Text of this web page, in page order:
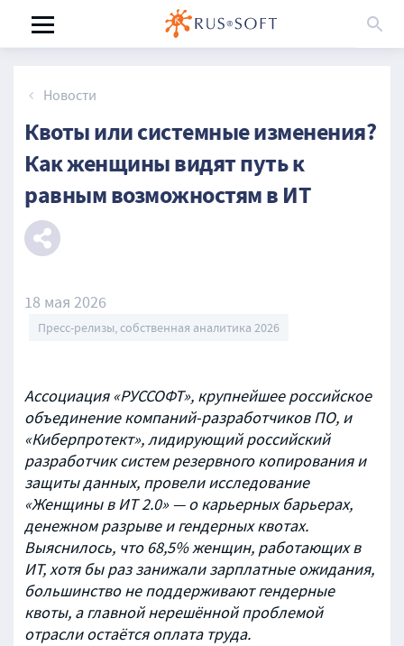
Новости
Квоты или системные изменения?
Как женщины видят путь к
равным возможностям в ИТ
18 мая 2026
Пресс-релизы, собственная аналитика 2026
Ассоциация «РУССОФТ», крупнейшее российское
объединение компаний-разработчиков ПО, и
«Киберпротект», лидирующий российский
разработчик систем резервного копирования и
защиты данных, провели исследование
«Женщины в ИТ 2.0» — о карьерных барьерах,
денежном разрыве и гендерных квотах.
Выяснилось, что 68,5% женщин, работающих в
ИТ, хотя бы раз занижали зарплатные ожидания,
большинство не поддерживают гендерные
квоты, а главной нерешённой проблемой
отрасли остаётся оплата труда.